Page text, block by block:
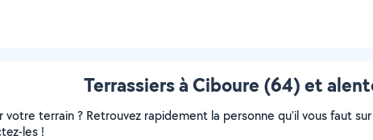
Terrassiers à Ciboure (64) et
terrain ? Retrouvez rapidement la personne qu'il vous faut
les !